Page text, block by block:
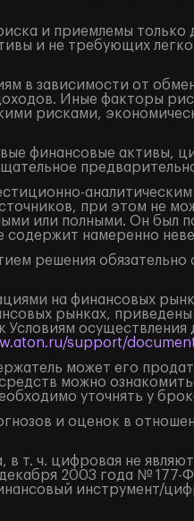
и приемлемы только
и не требующих
в зависимости от
Иные факторы
рисками,
финансовые активы,
при этом не
или полными. Он был
содержит намеренно
решения обязательно
на финансовых
рынках,
support/
может его
можно
уточнять у
и оценок в
ч. цифровая не
2003 года № 177-
инструмент/